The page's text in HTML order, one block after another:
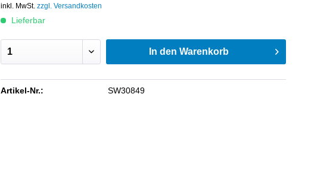
inkl. MwSt.zzgl. Versandkosten
Lieferbar
In den Warenkorb
Artikel-Nr.: SW30849